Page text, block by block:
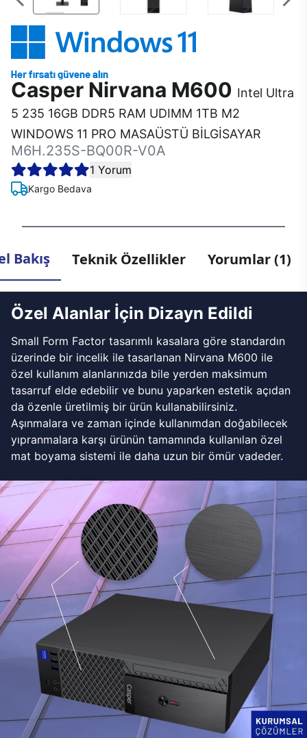
Casper Nirvana M600 Intel Ultra
5 235 16GB DDR5 RAM UDIMM 1TB M2
WINDOWS 11 PRO MASAÜSTÜ BİLGİSAYAR
M6H.235S-BQ00R-V0A
1 Yorum
Kargo Bedava
Bakış Teknik Özellikler Yorumlar (1)
Özel Alanlar İçin Dizayn Edildi
Small Form Factor tasarımlı kasalara göre standardın
üzerinde bir incelik ile tasarlanan Nirvana M600 ile
özel kullanım alanlarınızda bile yerden maksimum
tasarruf elde edebilir ve bunu yaparken estetik açıdan
da özenle üretilmiş bir ürün kullanabilirsiniz.
Aşınmalara ve zaman içinde kullanımdan doğabilecek
yıpranmalara karşı ürünün tamamında kullanılan özel
mat boyama sistemi ile daha uzun bir ömür vadeder.